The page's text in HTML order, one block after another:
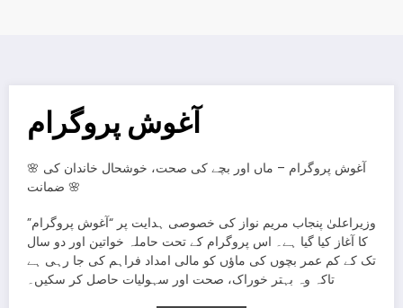
آغوش پروگرام
🌸 آغوش پروگرام – ماں اور بچے کی صحت، خوشحال خاندان کی
ضمانت 🌸
وزیراعلیٰ پنجاب مریم نواز کی خصوصی ہدایت پر “آغوش پروگرام”
کا آغاز کیا گیا ہے۔ اس پروگرام کے تحت حاملہ خواتین اور دو سال
تک کے کم عمر بچوں کی ماؤں کو مالی امداد فراہم کی جا رہی ہے
تاکہ وہ بہتر خوراک، صحت اور سہولیات حاصل کر سکیں۔